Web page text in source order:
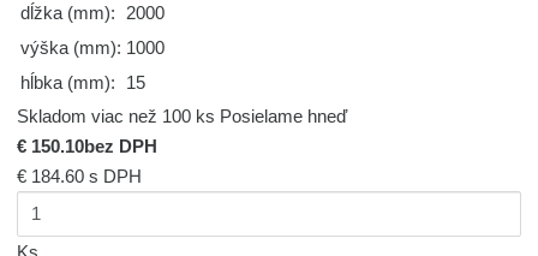
dĺžka (mm):
2000
výška (mm): 1000
hĺbka (mm):
15
Skladom viac než 100 ks Posielame hneď
€ 150.10bez DPH
€ 184.60s DPH
Ks